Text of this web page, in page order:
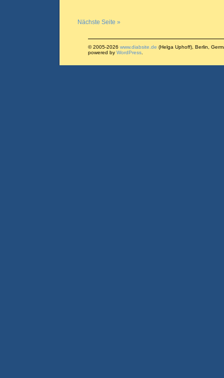
Nächste Seite »
© 2005-2026 www.diabsite.de (Helga Uphoff), Berlin,
powered by WordPress.